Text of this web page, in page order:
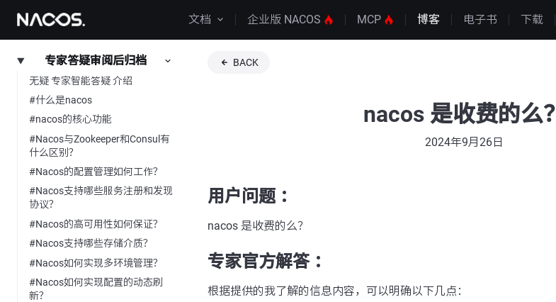
文档 企业版 NACOS MCP 博客 电子书 下载
专家答疑审阅后归档
无疑 专家智能答疑 介绍
#什么是nacos
#nacos的核心功能
#Nacos与Zookeeper和Consul有
什么区别？
#Nacos的配置管理如何工作？
#Nacos支持哪些服务注册和发现
协议？
#Nacos的高可用性如何保证？
#Nacos支持哪些存储介质？
#Nacos如何实现多环境管理？
#Nacos如何实现配置的动态刷
新？
BACK
nacos 是收费的么？
2024年9月26日
用户问题 ：
nacos 是收费的么？
专家官方解答 ：
根据提供的我了解的信息内容，可以明确以下几点：